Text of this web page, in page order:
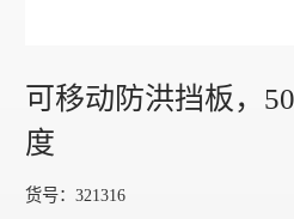
可移动防洪挡板，
度
货号：321316